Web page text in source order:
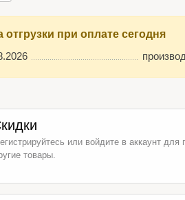
отгрузки при оплате сегодня
или войдите в аккаунт для
товары.